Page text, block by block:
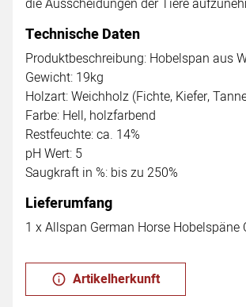
die Ausscheidungen der Tiere
Technische Daten
Produktbeschreibung: Hobelspan aus
Gewicht: 19kg
Holzart: Weichholz (Fichte, Kiefer,
Farbe: Hell, holzfarbend
Restfeuchte: ca. 14%
pH Wert: 5
Saugkraft in %: bis zu 250%
Lieferumfang
1 x Allspan German Horse Hobelspäne
Artikelherkunft